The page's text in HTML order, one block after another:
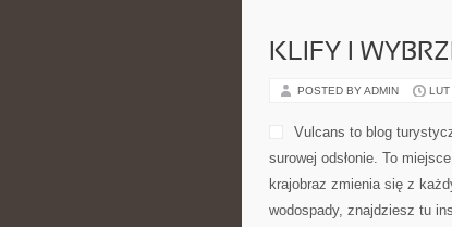
KLIFY I
POSTED BY ADMIN
Vulcans to blog
surowej odsłonie. To
krajobraz zmienia się z
wodospady, znajdziesz tu